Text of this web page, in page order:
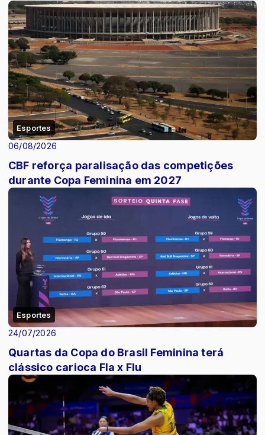
Esportes
06/08/2026
CBF reforça paralisação das competições
durante Copa Feminina em 2027
Esportes
24/07/2026
Quartas da Copa do Brasil Feminina terá
clássico carioca Fla x Flu